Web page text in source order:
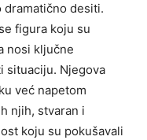
dramatično desiti.
figura koju su
nosi ključne
situaciju. Njegova
već napetom
njih, stvaran i
koju su pokušavali